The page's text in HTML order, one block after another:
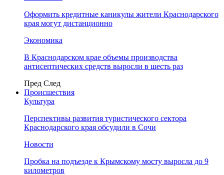
Оформить кредитные каникулы жители Краснодарского
края могут дистанционно
Экономика
В Краснодарском крае объемы производства
антисептических средств выросли в шесть раз
Пред След
Происшествия
Культура
Перспективы развития туристического сектора
Краснодарского края обсудили в Сочи
Новости
Пробка на подъезде к Крымскому мосту выросла до 9
километров